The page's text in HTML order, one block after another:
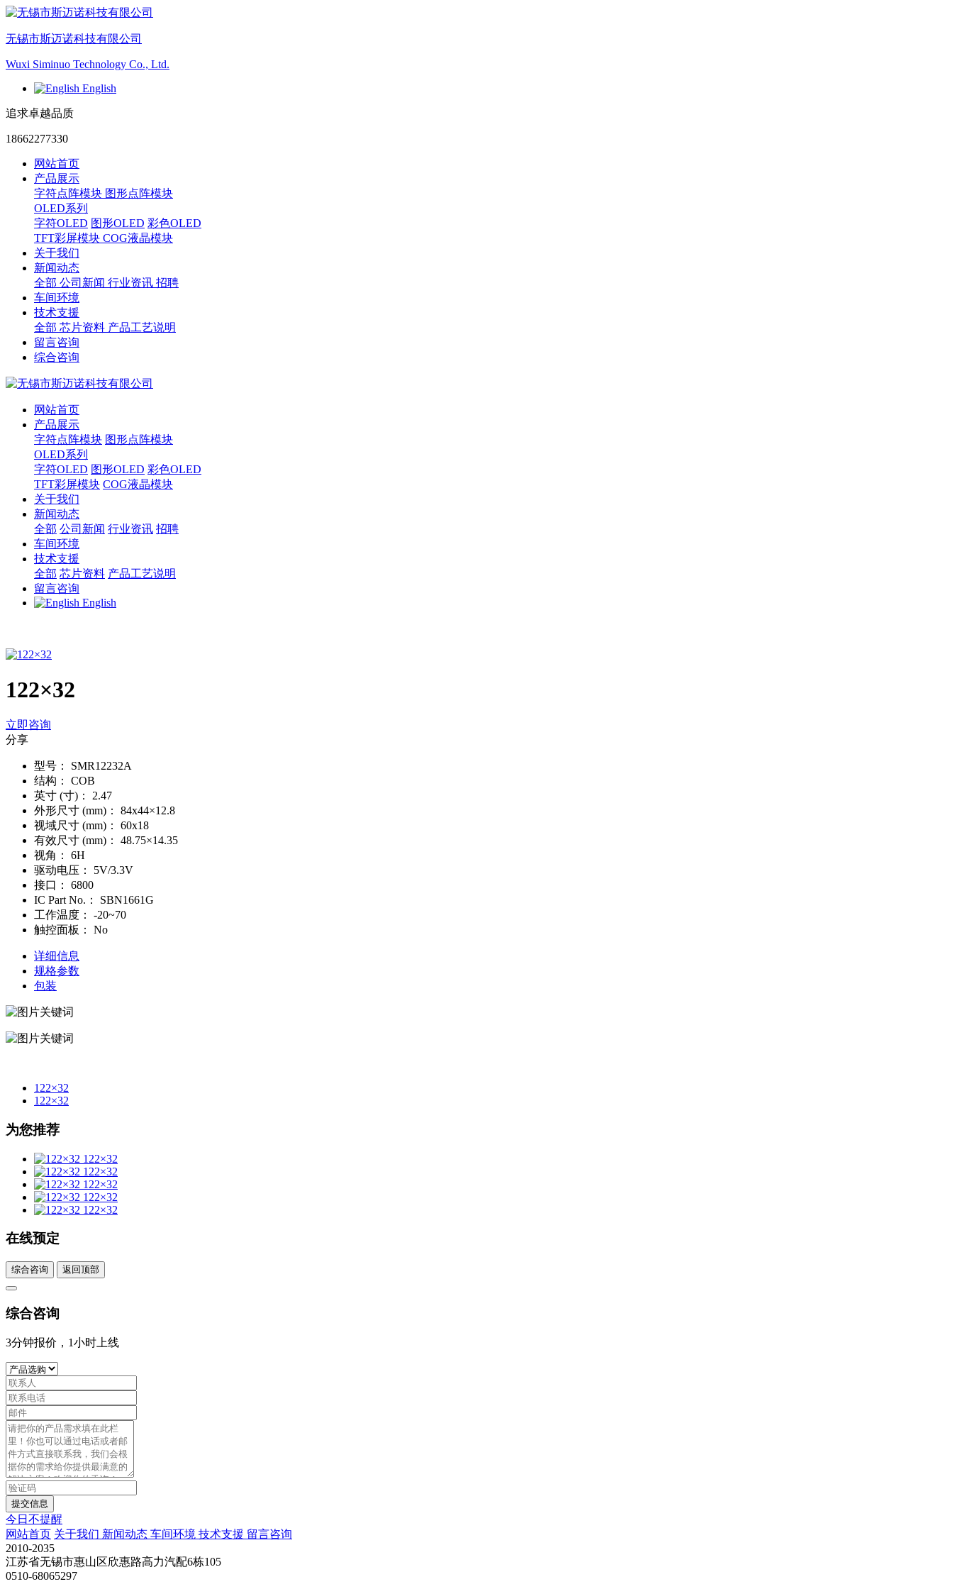
无锡市斯迈诺科技有限公司
Wuxi Siminuo Technology Co., Ltd.
English
追求卓越品质
18662277330
网站首页
产品展示
字符点阵模块 图形点阵模块
OLED系列
字符OLED 图形OLED 彩色OLED
TFT彩屏模块 COG液晶模块
关于我们
新闻动态
全部 公司新闻 行业资讯 招聘
车间环境
技术支援
全部 芯片资料 产品工艺说明
留言咨询
综合咨询
网站首页
产品展示
字符点阵模块 图形点阵模块
OLED系列
字符OLED 图形OLED 彩色OLED
TFT彩屏模块 COG液晶模块
关于我们
新闻动态
全部 公司新闻 行业资讯 招聘
车间环境
技术支援
全部 芯片资料 产品工艺说明
留言咨询
English
122×32
立即咨询
分享
型号：
SMR12232A
结构：
COB
英寸 (寸)：
2.47
外形尺寸 (mm)：
84x44×12.8
视域尺寸 (mm)：
60x18
有效尺寸 (mm)：
48.75×14.35
视角：
6H
驱动电压：
5V/3.3V
接口：
6800
IC Part No.：
SBN1661G
工作温度：
-20~70
触控面板：
No
详细信息
规格参数
包装
122×32
122×32
为您推荐
122×32
122×32
122×32
122×32
122×32
在线预定
综合咨询 返回顶部
综合咨询
3分钟报价，1小时上线
提交信息
今日不提醒
网站首页 关于我们 新闻动态 车间环境 技术支援 留言咨询
2010-2035
江苏省无锡市惠山区欣惠路高力汽配6栋105
0510-68065297